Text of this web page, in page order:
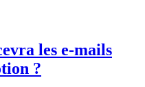
les e-mails
?